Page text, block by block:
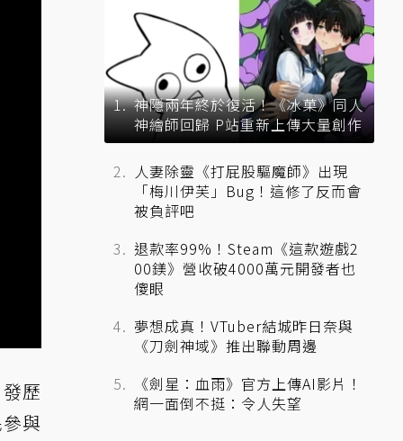
歷
與
神隱兩年終於復活！《冰菓》同人
神繪師回歸 P站重新上傳大量創作
人妻除靈《打屁股驅魔師》出現
「梅川伊芙」Bug！這修了反而會
被負評吧
退款率99%！Steam《這款遊戲2
00鎂》營收破4000萬元開發者也
傻眼
夢想成真！VTuber結城昨日奈與
《刀劍神域》推出聯動周邊
《劍星：血雨》官方上傳AI影片！
網一面倒不挺：令人失望